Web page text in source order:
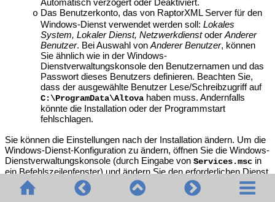
Automatisch verzögert oder Deaktiviert.
o Das Benutzerkonto, das von RaptorXML Serverfür den
Windows-Dienst verwendet werden soll: Lokales
System, Lokaler Dienst, Netzwerkdienst oder Anderer
Benutzer. Bei Auswahl von Anderer Benutzer, können
Sie ähnlich wie in der Windows-
Dienstverwaltungskonsole den Benutzernamen und das
Passwort dieses Benutzers definieren. Beachten Sie,
dass der ausgewählte Benutzer Lese/Schreibzugriff auf
C:\ProgramData\Altovahaben muss. Andernfalls
könnte die Installation oder der Programmstart
fehlschlagen.
Sie können die Einstellungen nach der Installation ändern. Um die
Windows-Dienst-Konfiguration zu ändern, öffnen Sie die Windows-
Dienstverwaltungskonsole (durch Eingabe von Services.mscin
ein Befehlszeilenfenster) und ändern Sie den erforderlichen Dienst